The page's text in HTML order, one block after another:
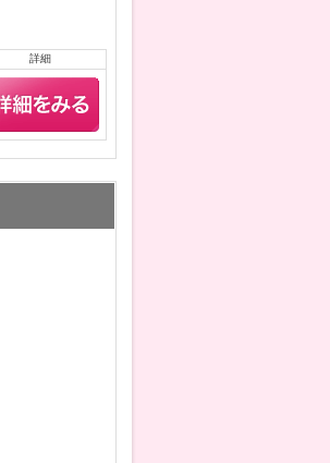
詳細